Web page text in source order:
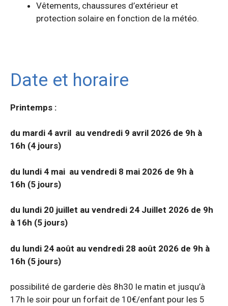
Vêtements, chaussures d’extérieur et
protection solaire en fonction de la météo.
Date et horaire
Printemps :
du mardi 4 avril au vendredi 9 avril 2026 de 9h à
16h (4 jours)
du lundi 4 mai au vendredi 8 mai 2026 de 9h à
16h (5 jours)
du lundi 20 juillet au vendredi 24 Juillet 2026 de 9h
à 16h (5 jours)
du lundi 24 août au vendredi 28 août 2026 de 9h à
16h (5 jours)
possibilité de garderie dès 8h30 le matin et jusqu’à
17h le soir pour un forfait de 10€/enfant pour les 5